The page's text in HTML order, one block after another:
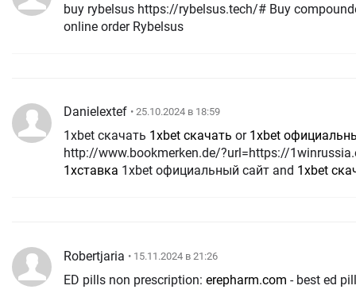
buy rybelsus https://rybelsus.tech/# Buy
online order Rybelsus
Danielextef • 25.10.2024 в 18:59
1xbet скачать 1xbet скачать or 1xbet
http://www.bookmerken.de/?url=https://
1хставка 1xbet официальный сайт and 1xbet
Robertjaria • 15.11.2024 в 21:26
ED pills non prescription: erepharm.com - best ed